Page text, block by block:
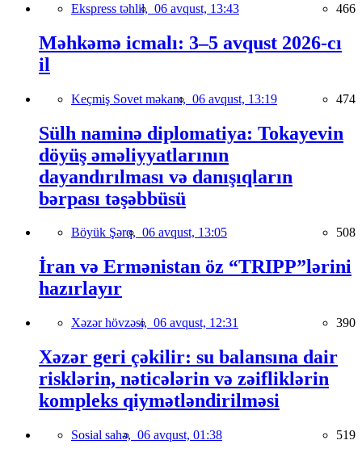
Ekspress təhlil, 06 avqust, 13:43 466
Məhkəmə icmalı: 3–5 avqust 2026-cı
il
Keçmiş Sovet məkanı, 06 avqust, 13:19 474
Sülh naminə diplomatiya: Tokayevin
döyüş əməliyyatlarının
dayandırılması və danışıqların
bərpası təşəbbüsü
Böyük Şərq, 06 avqust, 13:05 508
İran və Ermənistan öz “TRIPP”lərini
hazırlayır
Xəzər hövzəsi, 06 avqust, 12:31 390
Xəzər geri çəkilir: su balansına dair
risklərin, nəticələrin və zəifliklərin
kompleks qiymətləndirilməsi
Sosial sahə, 06 avqust, 01:38 519